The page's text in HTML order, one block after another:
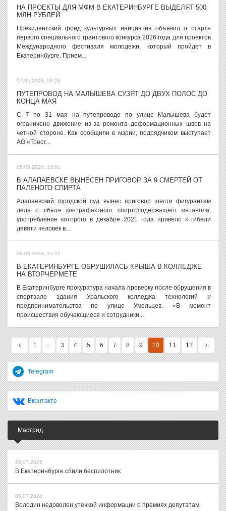
НА ПРОЕКТЫ ДЛЯ МФМ В ЕКАТЕРИНБУРГЕ ВЫДЕЛЯТ 500
МЛН РУБЛЕЙ
Президентский фонд культурных инициатив объявил о старте
первого специального грантового конкурса 2026 года для проектов
Международного фестиваля молодежи, который пройдет в
Екатеринбурге. Прием...
07.05.2026, 09:26
ПУТЕПРОВОД НА МАЛЫШЕВА СУЗЯТ ДО ДВУХ ПОЛОС ДО
КОНЦА МАЯ
С 7 по 31 мая на путепроводе по улице Малышева будет
ограничено движение из-за ремонта деформационных швов на
четной стороне. Как сообщили в мэрии, подрядчиком выступает
АО «Трест...
06.05.2026, 18:01
В АЛАПАЕВСКЕ ВЫНЕСЕН ПРИГОВОР ЗА 9 СМЕРТЕЙ ОТ
ПАЛЕНОГО СПИРТА
Алапаевский городской суд вынес приговор шести фигурантам
дела о сбыте контрафактного спиртосодержащего метанола,
употребление которого в декабре 2021 года привело к гибели
девяти человек в...
06.05.2026, 17:51
В ЕКАТЕРИНБУРГЕ ОБРУШИЛАСЬ КРЫША В КОЛЛЕДЖЕ
НА ВТОРЧЕРМЕТЕ
В Екатеринбурге прокуратура начала проверку после обрушения в
спортзале здания Уральского колледжа технологий и
предпринимательства по улице Умельцев. «В момент
происшествия обучающиеся и сотрудники...
1 ... 3 4 5 6 7 8 9 10 11 12
Telegram
Вконтакте
Мастрид
25.07.2026
В Екатеринбурге сбили беспилотник
08.07.2026
Володин недоволен утечкой информации о премиях депутатам